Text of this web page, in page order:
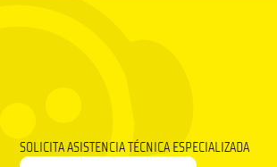
SOLICITA ASISTENCIA TÉCNICA ESPECIALIZADA